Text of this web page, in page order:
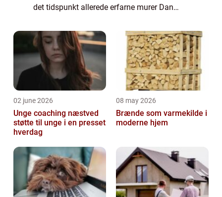
det tidspunkt allerede erfarne murer Dan
Den dag i dag har Dan Vidar’s M...
02 june 2026
Unge coaching næstved
støtte til unge i en presset
hverdag
08 may 2026
Brænde som varmekilde i
moderne hjem